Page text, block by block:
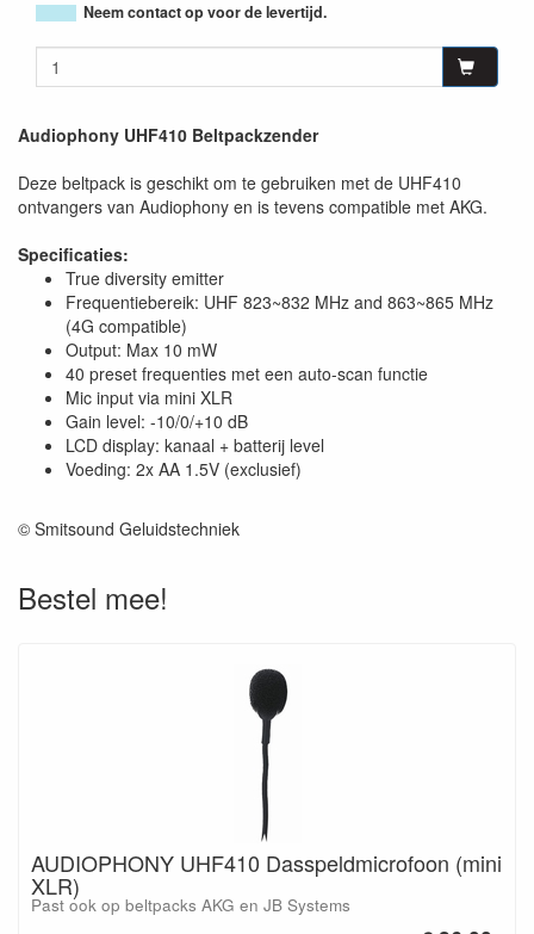
Neem contact op voor de levertijd.
Audiophony UHF410 Beltpackzender
Deze beltpack is geschikt om te gebruiken met de UHF410
ontvangers van Audiophony en is tevens compatible met AKG.
Specificaties:
True diversity emitter
Frequentiebereik: UHF 823~832 MHz and 863~865 MHz
(4G compatible)
Output: Max 10 mW
40 preset frequenties met een auto-scan functie
Mic input via mini XLR
Gain level: -10/0/+10 dB
LCD display: kanaal + batterij level
Voeding: 2x AA 1.5V (exclusief)
© Smitsound Geluidstechniek
Bestel mee!
AUDIOPHONY UHF410 Dasspeldmicrofoon (mini
XLR)
Past ook op beltpacks AKG en JB Systems